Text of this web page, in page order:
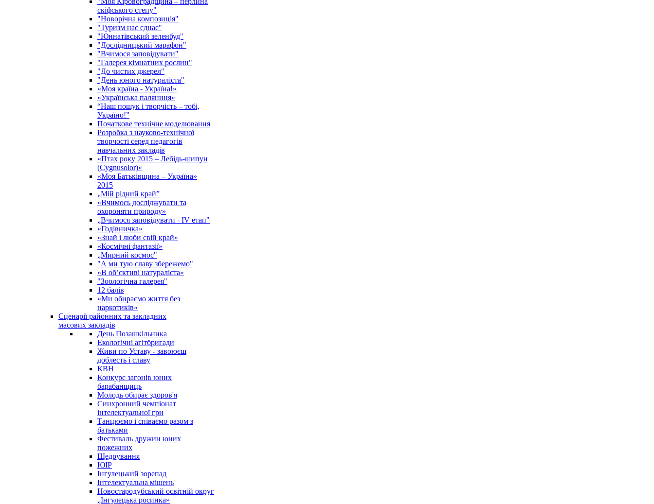
скіфського степу"
"Новорічна композиція"
"Туризм нас єднає"
"Юннатівський зеленбуд"
"Дослідницький марафон"
"Вчимося заповідувати"
"Галерея кімнатних рослин"
"До чистих джерел"
"День юного натураліста"
«Моя країна - Україна!»
«Українська паляниця»
“Наш пошук і творчість – тобі,
Україно!”
Початкове технічне моделювання
Розробка з науково-технічної
творчості серед педагогів
навчальних закладів
«Птах року 2015 – Лебідь-шипун
(Cygnusolor)»
«Моя Батьківщина – Україна»
2015
„Мій рідний край”
«Вчимось досліджувати та
охороняти природу»
„Вчимося заповідувати - ІV етап"
«Годівничка»
«Знай і люби свій край»
«Космічні фантазії»
„Мирний космос"
"А ми тую славу збережемо"
«В об’єктиві натураліста»
"Зоологічна галерея"
12 балів
«Ми обираємо життя без
наркотиків»
Сценарії районних та закладних
масових закладів
День Позашкільника
Екологічні агітбригади
Живи по Уставу - завоюєш
доблесть і славу
КВН
Конкурс загонів юних
барабанщиць
Молодь обирає здоров'я
Синхронний чемпіонат
інтелектуальної гри
Танцюємо і співаємо разом з
батьками
Фестиваль дружин юних
пожежних
Щедрування
ЮІР
Інгулецький зорепад
Інтелектуальна мішень
Новостародубський освітній округ
„Інгулецька росинка»